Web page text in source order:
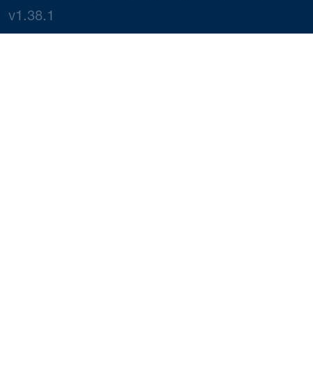
v1.38.1